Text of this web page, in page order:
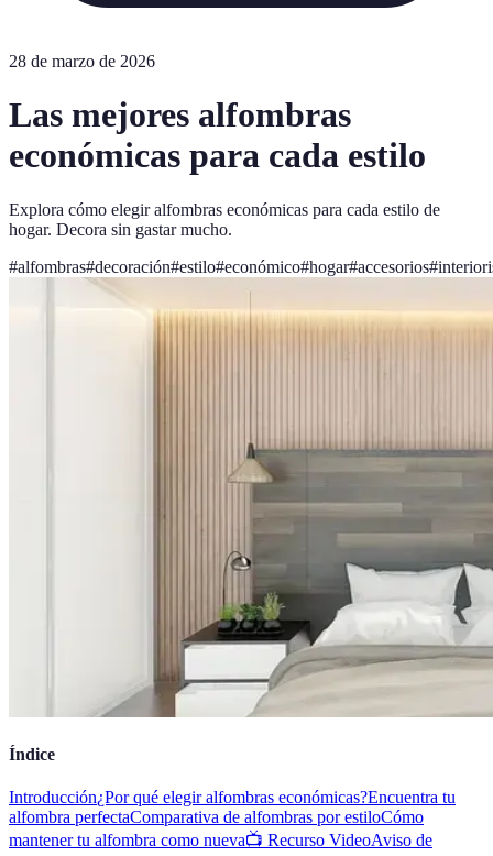
28 de marzo de 2026
Las mejores alfombras
económicas para cada estilo
Explora cómo elegir alfombras económicas para cada estilo de
hogar. Decora sin gastar mucho.
#alfombras#decoración#estilo#económico#hogar#accesorios#
Índice
Introducción¿Por qué elegir alfombras económicas?Encuentra tu
alfombra perfectaComparativa de alfombras por estiloCómo
mantener tu alfombra como nueva📺 Recurso VideoAviso de